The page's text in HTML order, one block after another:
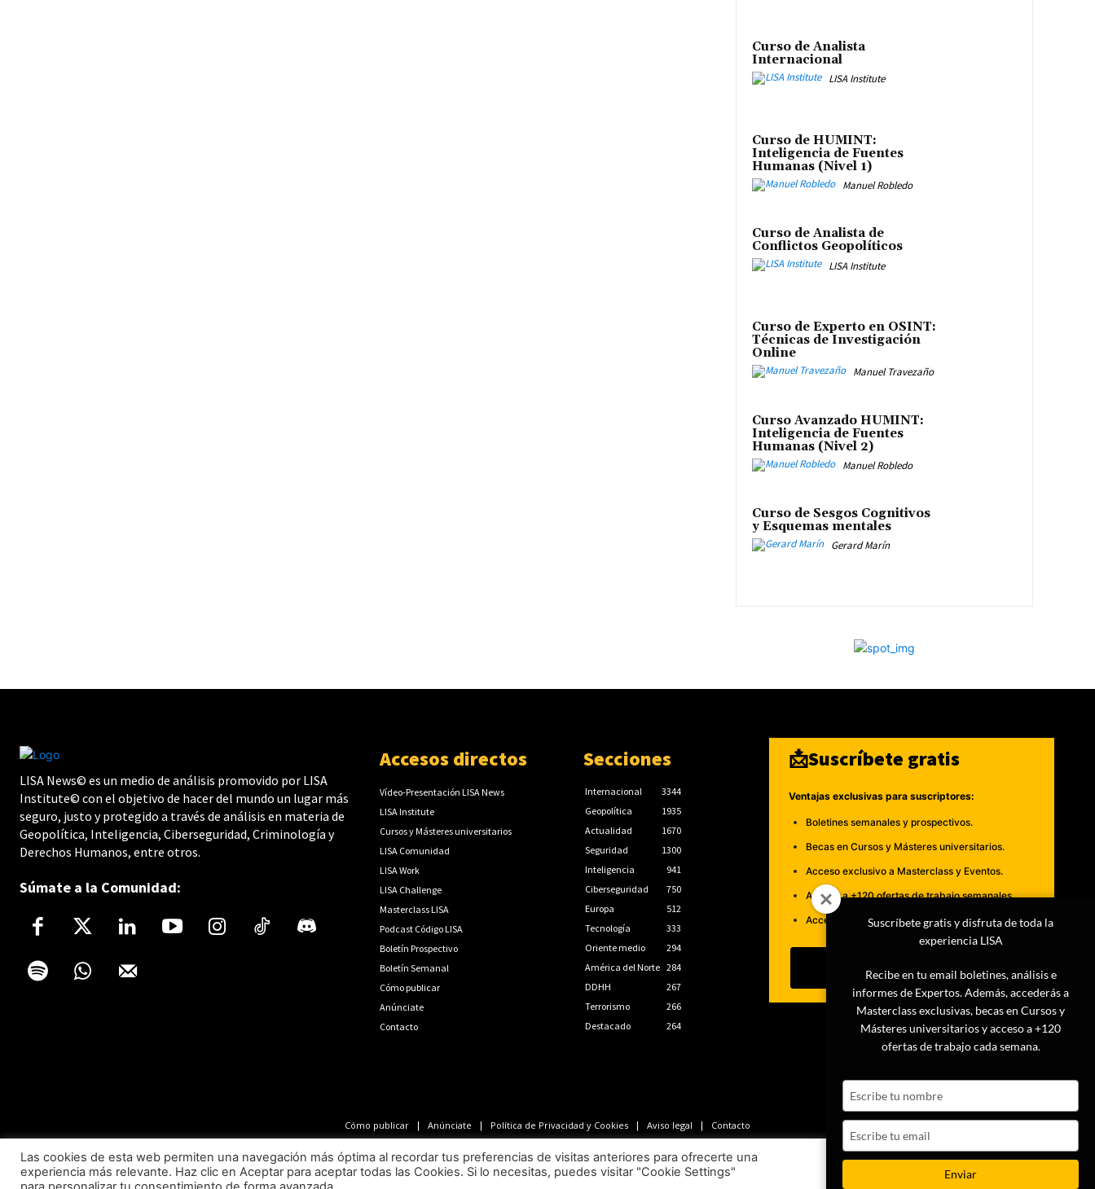
Curso de Analista
Internacional
LISA Institute
Curso de HUMINT:
Inteligencia de Fuentes
Humanas (Nivel 1)
Manuel Robledo
Curso de Analista de
Conflictos Geopolíticos
LISA Institute
Curso de Experto en OSINT:
Técnicas de Investigación
Online
Manuel Travezaño
Curso Avanzado HUMINT:
Inteligencia de Fuentes
Humanas (Nivel 2)
Manuel Robledo
Curso de Sesgos Cognitivos
y Esquemas mentales
Gerard Marín
LISA News© es un medio de análisis promovido por LISA
Institute© con el objetivo de hacer del mundo un lugar más
seguro, justo y protegido a través de análisis en materia de
Geopolítica, Inteligencia, Ciberseguridad, Criminología y
Derechos Humanos, entre otros.
Súmate a la Comunidad:
Accesos directos
Vídeo-Presentación LISA News
LISA Institute
Cursos y Másteres universitarios
LISA Comunidad
LISA Work
LISA Challenge
Masterclass LISA
Podcast Código LISA
Boletín Prospectivo
Boletín Semanal
Cómo publicar
Anúnciate
Contacto
Secciones
Internacional
3344
Geopolítica
1935
Actualidad
1670
Seguridad
1300
Inteligencia
941
Ciberseguridad
750
Europa
512
Tecnología
333
Oriente medio
294
América del Norte 284
DDHH
267
Terrorismo
266
Destacado
264
📩Suscríbete gratis
Ventajas exclusivas para suscriptores:
Boletines semanales y prospectivos.
Becas en Cursos y Másteres universitarios.
Acceso exclusivo a Masterclass y Eventos.
Acceso a +120 ofertas de trabajo semanales.
Acceso a LISA Comunidad y LISA Challenge.
Suscribirme
Cómo publicar Anúnciate Política de Privacidad y Cookies Aviso legal Contacto
LISA News©. Creative Commons BY-NC-ND.
Suscríbete gratis y disfruta de toda la
experiencia LISA
Recibe en tu email boletines, análisis e
informes de Expertos. Además, accederás a
Masterclass exclusivas, becas en Cursos y
Másteres universitarios y acceso a +120
ofertas de trabajo cada semana.
name
email
Enviar
Las cookies de esta web permiten una navegación más óptima al recordar tus preferencias de visitas anteriores para ofrecerte una
experiencia más relevante. Haz clic en Aceptar para aceptar todas las Cookies. Si lo necesitas, puedes visitar "Cookie Settings"
Ajustes